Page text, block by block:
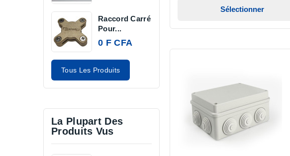
Raccord Carré
Pour...
0 F CFA
Tous Les Produits
La Plupart Des
Produits Vus
Sélectionner